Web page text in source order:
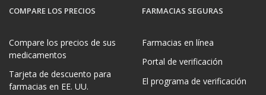
COMPARE LOS PRECIOS
Compare los precios de sus
medicamentos
Tarjeta de descuento para
farmacias en EE. UU.
FARMACIAS SEGURAS
Farmacias en línea
Portal de verificación
El programa de verificación